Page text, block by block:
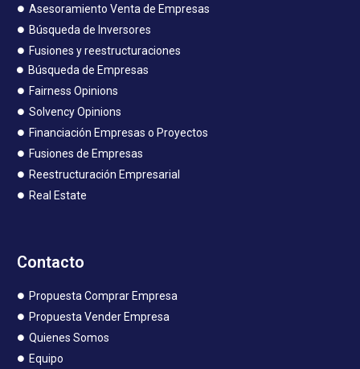
Asesoramiento Venta de Empresas
Búsqueda de Inversores
Fusiones y reestructuraciones
Búsqueda de Empresas
Fairness Opinions
Solvency Opinions
Financiación Empresas o Proyectos
Fusiones de Empresas
Reestructuración Empresarial
Real Estate
Contacto
Propuesta Comprar Empresa
Propuesta Vender Empresa
Quienes Somos
Equipo